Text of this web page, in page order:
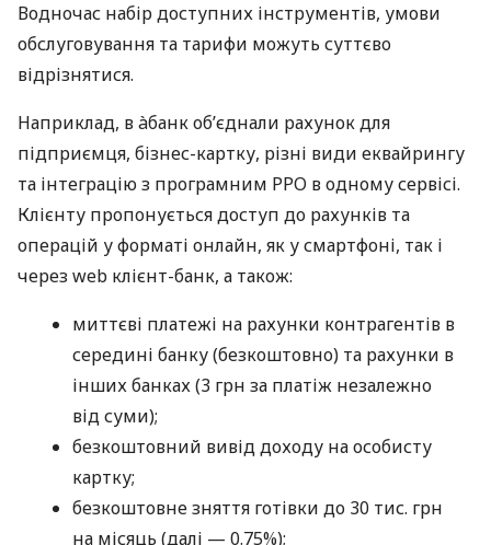
Водночас набір доступних інструментів, умови
обслуговування та тарифи можуть суттєво
відрізнятися.
Наприклад, в àбанк об’єднали рахунок для
підприємця, бізнес-картку, різні види еквайрингу
та інтеграцію з програмним РРО в одному сервісі.
Клієнту пропонується доступ до рахунків та
операцій у форматі онлайн, як у смартфоні, так і
через web клієнт-банк, а також:
миттєві платежі на рахунки контрагентів в
середині банку (безкоштовно) та рахунки в
інших банках (3 грн за платіж незалежно
від суми);
безкоштовний вивід доходу на особисту
картку;
безкоштовне зняття готівки до 30 тис. грн
на місяць (далі — 0.75%);